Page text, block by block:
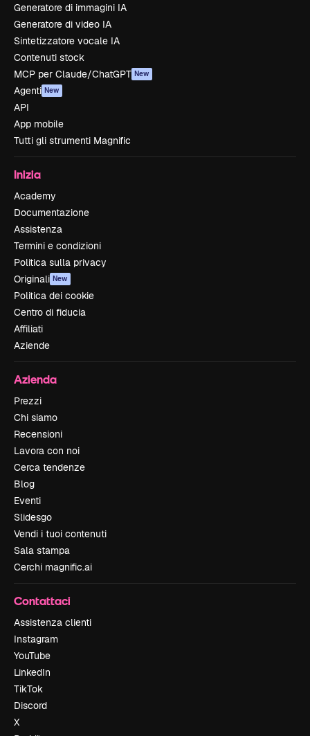
Generatore di immagini IA
Generatore di video IA
Sintetizzatore vocale IA
Contenuti stock
MCP per Claude/ChatGPT New
Agenti New
API
App mobile
Tutti gli strumenti Magnific
Inizia
Academy
Documentazione
Assistenza
Termini e condizioni
Politica sulla privacy
Originali New
Politica dei cookie
Centro di fiducia
Affiliati
Aziende
Azienda
Prezzi
Chi siamo
Recensioni
Lavora con noi
Cerca tendenze
Blog
Eventi
Slidesgo
Vendi i tuoi contenuti
Sala stampa
Cerchi magnific.ai
Contattaci
Assistenza clienti
Instagram
YouTube
LinkedIn
TikTok
Discord
X